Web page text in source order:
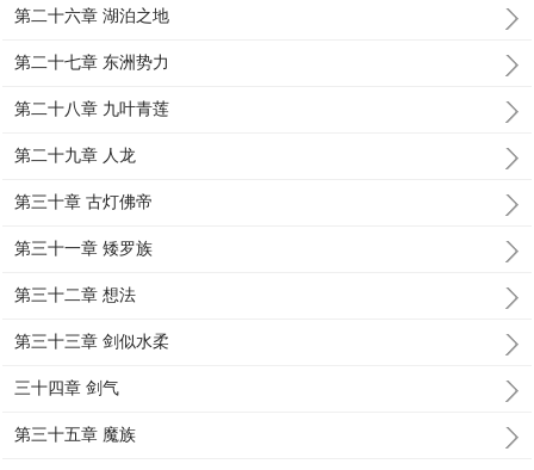
第二十六章 湖泊之地
第二十七章 东洲势力
第二十八章 九叶青莲
第二十九章 人龙
第三十章 古灯佛帝
第三十一章 矮罗族
第三十二章 想法
第三十三章 剑似水柔
三十四章 剑气
第三十五章 魔族